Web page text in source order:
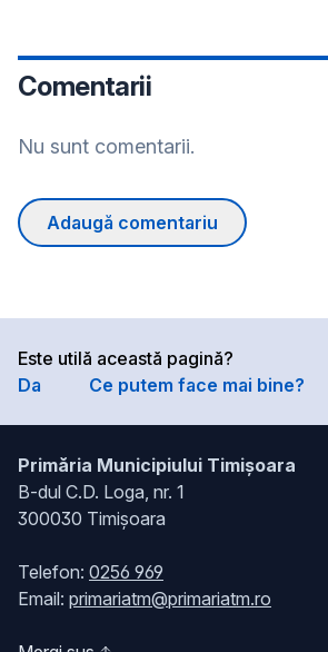
Comentarii
Nu sunt comentarii.
Adaugă comentariu
Este utilă această pagină?
Da
Ce putem face mai bine?
Primăria Municipiului Timișoara
B-dul C.D. Loga, nr. 1
300030 Timișoara
Telefon: 0256 969
Email: primariatm@primariatm.ro